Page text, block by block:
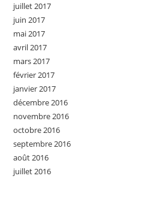
juillet 2017
juin 2017
mai 2017
avril 2017
mars 2017
février 2017
janvier 2017
décembre 2016
novembre 2016
octobre 2016
septembre 2016
août 2016
juillet 2016